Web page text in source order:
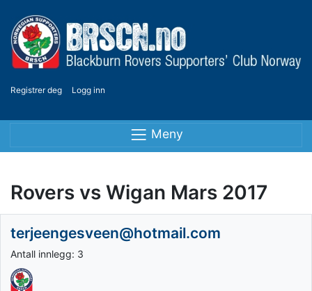
Registrer deg Logg inn
Meny
Rovers vs Wigan Mars 2017
terjeengesveen@hotmail.com
Antall innlegg: 3